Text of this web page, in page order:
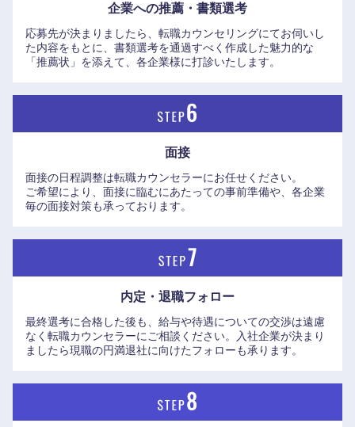
企業への推薦・書類選考
応募先が決まりましたら、転職カウンセリングにてお伺いし
た内容をもとに、書類選考を通過すべく作成した魅力的な
「推薦状」を添えて、各企業様に打診いたします。
面接
面接の日程調整は転職カウンセラーにお任せください。
ご希望により、面接に臨むにあたっての事前準備や、各企業
毎の面接対策も承っております。
内定・退職フォロー
最終選考に合格した後も、給与や待遇についての交渉は遠慮
なく転職カウンセラーにご相談ください。入社企業が決まり
ましたら現職の円満退社に向けたフォローも承ります。
山口県 徳島県